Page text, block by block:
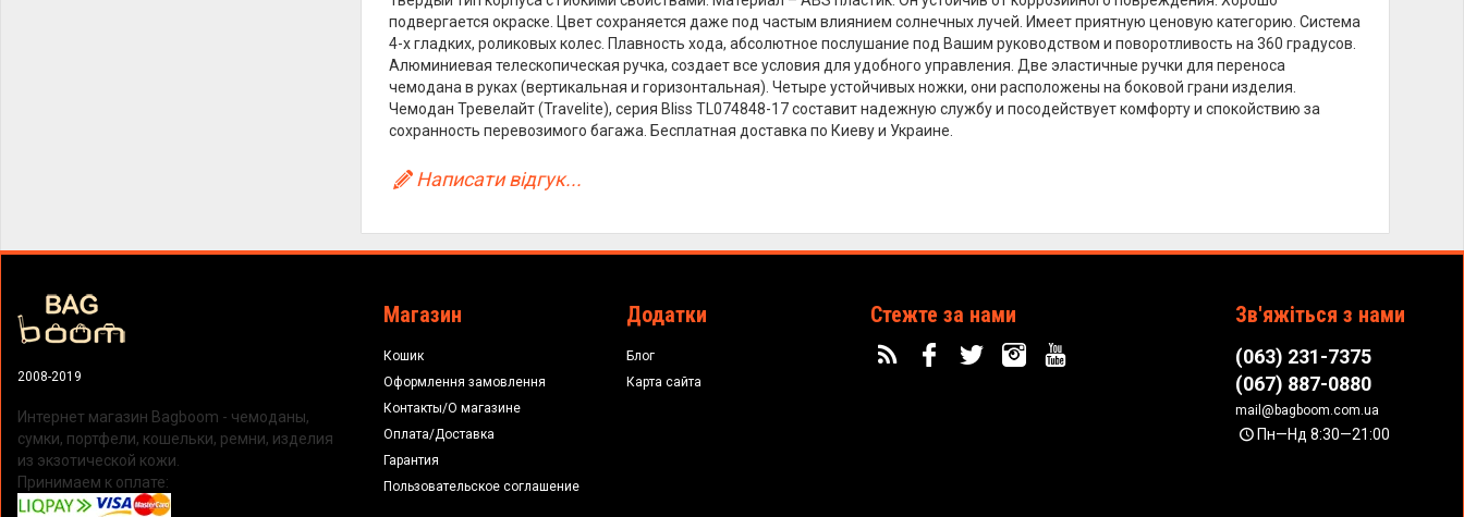
подвергается окраске. Цвет сохраняется даже под частым влиянием солнечных лучей. Имеет приятную ценовую категорию. Система
4-х гладких, роликовых колес. Плавность хода, абсолютное послушание под Вашим руководством и поворотливость на 360 градусов.
Алюминиевая телескопическая ручка, создает все условия для удобного управления. Две эластичные ручки для переноса
чемодана в руках (вертикальная и горизонтальная). Четыре устойчивых ножки, они расположены на боковой грани изделия.
Чемодан Тревелайт (Travelite), серия Bliss TL074848-17 составит надежную службу и посодействует комфорту и спокойствию за
сохранность перевозимого багажа. Бесплатная доставка по Киеву и Украине.
Написати відгук...
2008-2019
Интернет магазин Bagboom - чемоданы,
сумки, портфели, кошельки, ремни, изделия
из экзотической кожи.
Принимаем к оплате:
Магазин
Кошик
Оформлення замовлення
Контакты/О магазине
Оплата/Доставка
Гарантия
Пользовательское соглашение
Додатки
Блог
Карта сайта
Стежте за нами Зв'яжіться з нами
(063) 231-7375
(067) 887-0880
mail@bagboom.com.ua
Пн—Нд 8:30—21:00